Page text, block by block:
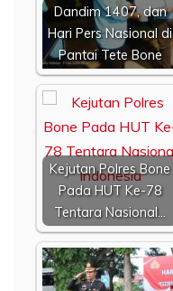
Dandim 1407, dan
Hari Pers Nasional di
Pantai Tete Bone
Kejutan Polres Bone
Pada HUT Ke-78
Tentara Nasional…